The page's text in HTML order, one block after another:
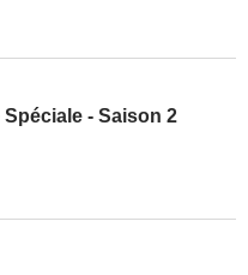
Spéciale - Saison 2